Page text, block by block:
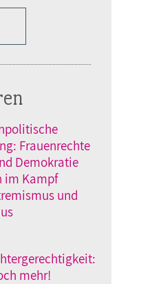
Frauenrechte
Demokratie
im Kampf
und
mehr!